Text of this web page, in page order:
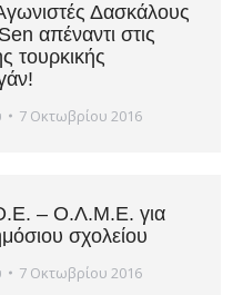
Δασκάλους
απέναντι στις
τουρκικής
7 Οκτωβρίου 2016
– Ο.Λ.Μ.Ε. για
σχολείου
7 Οκτωβρίου 2016